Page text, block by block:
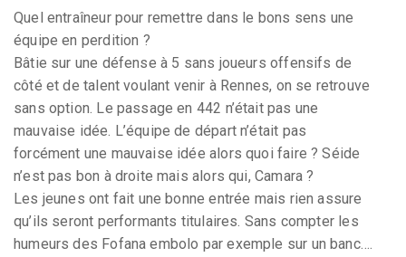
Quel entraîneur pour remettre dans le bons sens une
équipe en perdition ?
Bâtie sur une défense à 5 sans joueurs offensifs de
côté et de talent voulant venir à Rennes, on se retrouve
sans option. Le passage en 442 n’était pas une
mauvaise idée. L’équipe de départ n’était pas
forcément une mauvaise idée alors quoi faire ? Séide
n’est pas bon à droite mais alors qui, Camara ?
Les jeunes ont fait une bonne entrée mais rien assure
qu’ils seront performants titulaires. Sans compter les
humeurs des Fofana embolo par exemple sur un banc….